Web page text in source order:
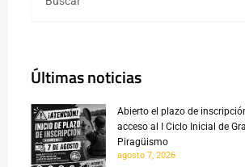
Últimas noticias
Abierto el plazo de
acceso al I Ciclo Inicial de
Piragüismo
agosto 7, 2026